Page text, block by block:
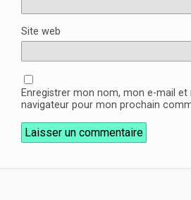
Site web
Enregistrer mon nom, mon e-mail et
navigateur pour mon prochain